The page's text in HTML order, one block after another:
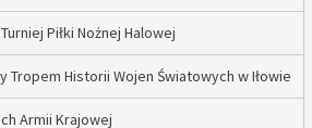
Piłki Nożnej Halowej
Tropem Historii Wojen Światowych w Iłowie
Armii Krajowej